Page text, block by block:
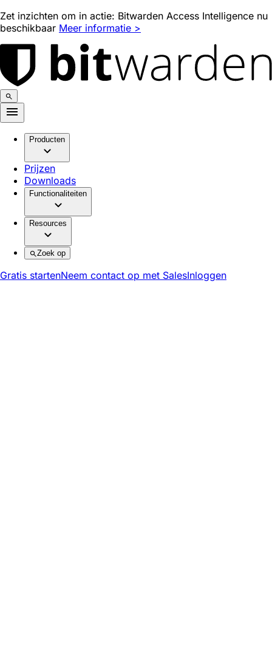
Zet inzichten om in actie: Bitwarden Access Intelligence nu
beschikbaar Meer informatie >
Producten
Prijzen
Downloads
Functionaliteiten
Resources
Zoek op
Gratis startenNeem contact op met SalesInloggen